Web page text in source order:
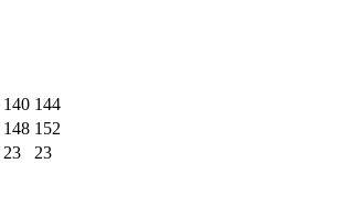
140 144
148 152
23 23